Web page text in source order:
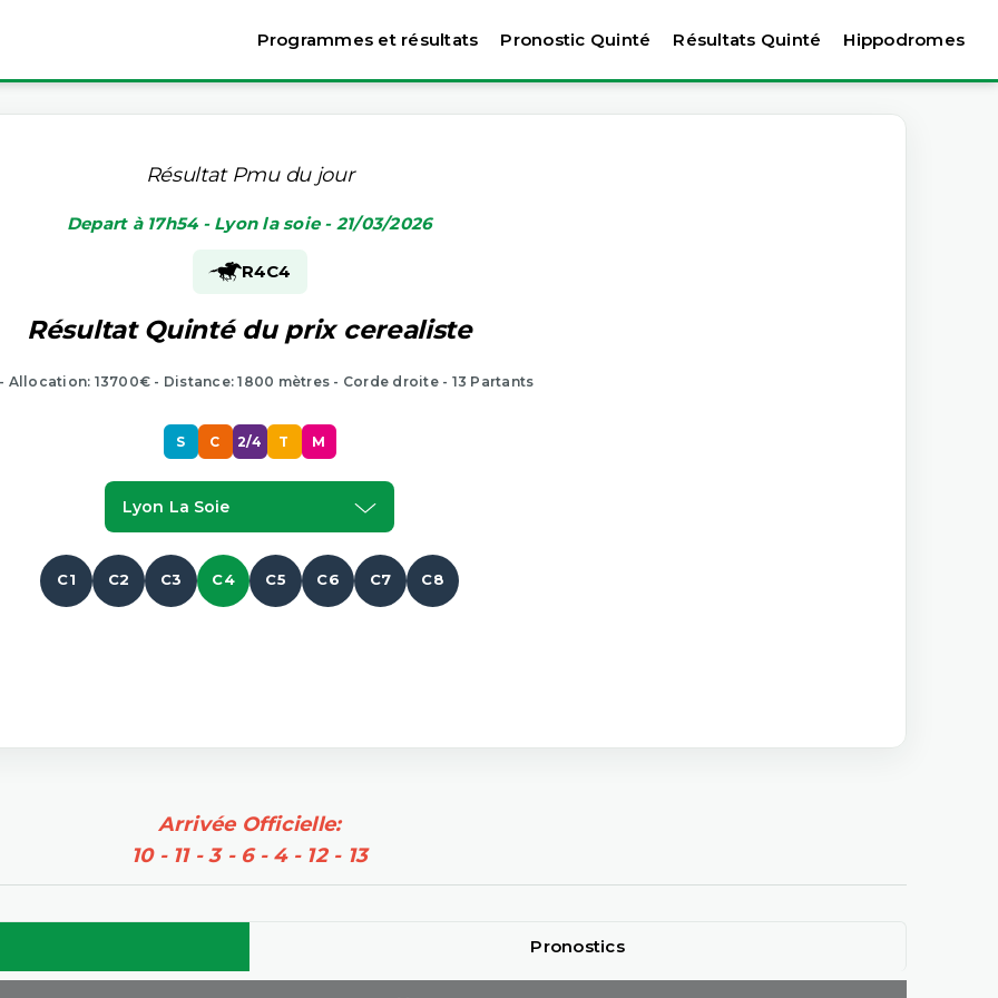
Programmes et résultats Pronostic Quinté Résultats Quinté Hippodromes
Résultat Pmu du jour
Depart à 17h54 - Lyon la soie - 21/03/2026
R4C4
Résultat Quinté du prix cerealiste
Allocation: 13700€ - Distance: 1800 mètres - Corde droite - 13 Partants
S C 2/4 T M
Lyon La Soie
C1 C2 C3 C4 C5 C6 C7 C8
Arrivée Officielle:
10 - 11 - 3 - 6 - 4 - 12 - 13
Pronostics